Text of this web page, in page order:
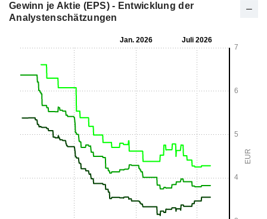
Gewinn je Aktie (EPS) - Entwicklung der
Analystenschätzungen